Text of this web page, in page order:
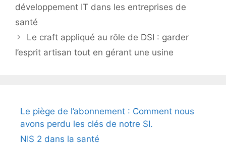
développement IT dans les entreprises de
santé
Le craft appliqué au rôle de DSI : garder
l’esprit artisan tout en gérant une usine
Le piège de l’abonnement : Comment nous
avons perdu les clés de notre SI.
NIS 2 dans la santé